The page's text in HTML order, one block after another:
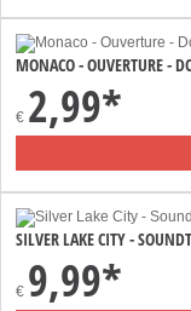
MONACO - OUVERTURE -
€ 2,99*
SILVER LAKE CITY -
€ 9,99*